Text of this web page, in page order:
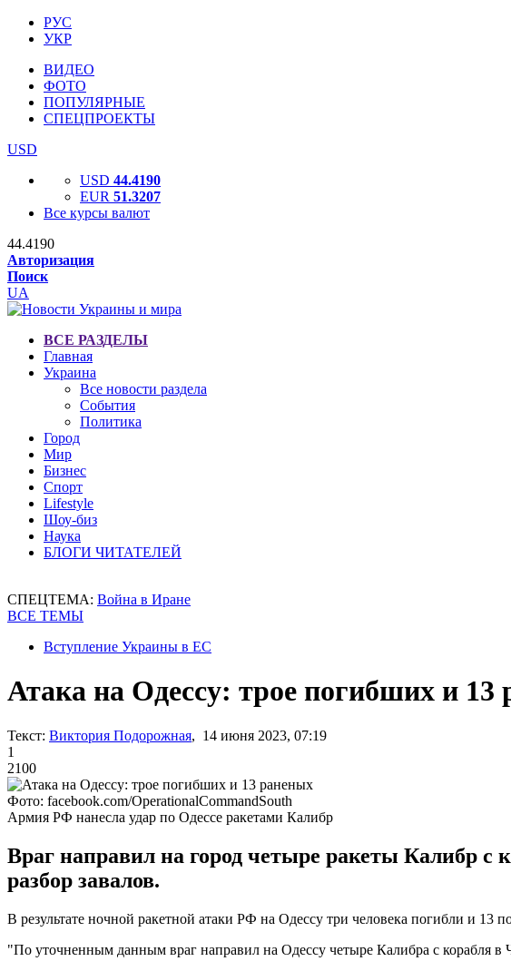
РУС
УКР
ВИДЕО
ФОТО
ПОПУЛЯРНЫЕ
СПЕЦПРОЕКТЫ
USD
USD 44.4190
EUR 51.3207
Все курсы валют
44.4190
Авторизация
Поиск
UA
ВСЕ РАЗДЕЛЫ
Главная
Украина
Все новости раздела
События
Политика
Город
Мир
Бизнес
Спорт
Lifestyle
Шоу-биз
Наука
БЛОГИ ЧИТАТЕЛЕЙ
СПЕЦТЕМА: Война в Иране
ВСЕ ТЕМЫ
Вступление Украины в ЕС
Атака на Одессу: трое погибших и 13
Текст: Виктория Подорожная, 14 июня 2023, 07:19
1
2100
Фото: facebook.com/OperationalCommandSouth
Армия РФ нанесла удар по Одессе ракетами Калибр
Враг направил на город четыре ракеты Калибр с
разбор завалов.
В результате ночной ракетной атаки РФ на Одессу три человека погибли и 13
"По уточненным данным враг направил на Одессу четыре Калибра с корабля